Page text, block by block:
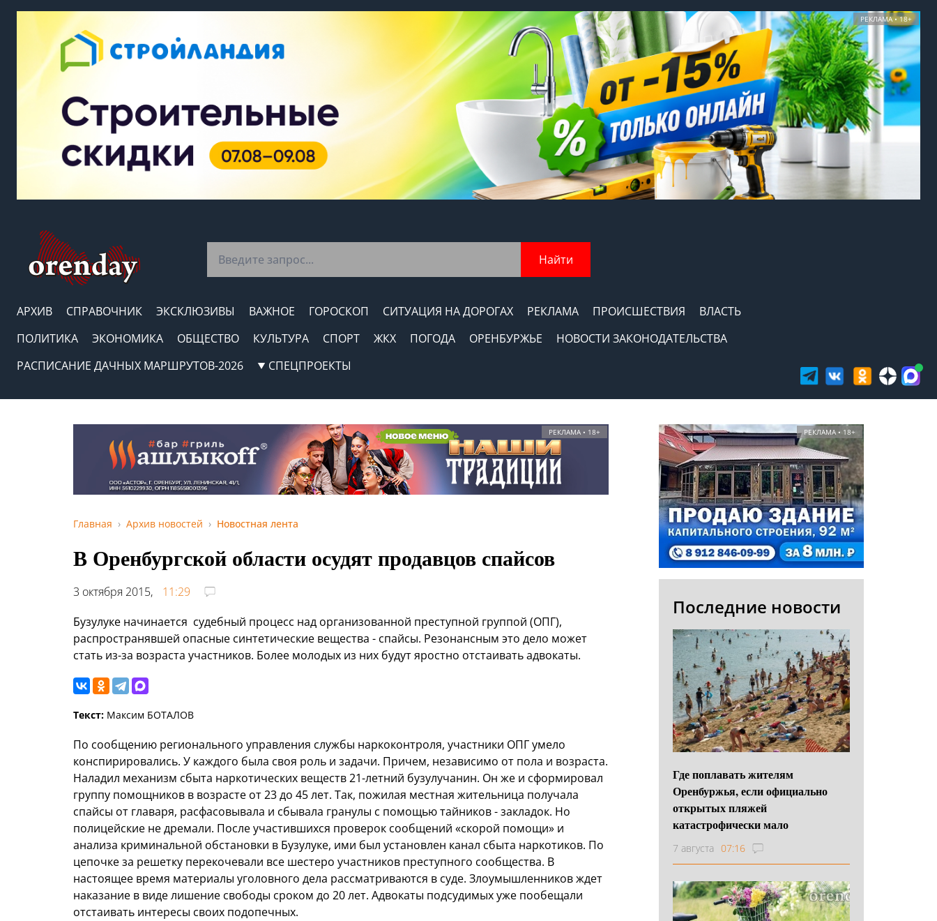
РЕКЛАМА • 18+
Найти
АРХИВ СПРАВОЧНИК ЭКСКЛЮЗИВЫ ВАЖНОЕ ГОРОСКОП СИТУАЦИЯ НА ДОРОГАХ РЕКЛАМА ПРОИСШЕСТВИЯ
ВЛАСТЬ
ПОЛИТИКА
ЭКОНОМИКА ОБЩЕСТВО КУЛЬТУРА СПОРТ ЖКХ ПОГОДА ОРЕНБУРЖЬЕ
НОВОСТИ ЗАКОНОДАТЕЛЬСТВА
РАСПИСАНИЕ ДАЧНЫХ МАРШРУТОВ-2026
СПЕЦПРОЕКТЫ
РЕКЛАМА • 18+
Главная Архив новостей Новостная лента
В Оренбургской области осудят продавцов спайсов
3 октября 2015,
11:29
Бузулуке начинается судебный процесс над организованной преступной группой (ОПГ),
распространявшей опасные синтетические вещества - спайсы. Резонансным это дело может
стать из-за возраста участников. Более молодых из них будут яростно отстаивать адвокаты.
Текст: Максим БОТАЛОВ
По сообщению регионального управления службы наркоконтроля, участники ОПГ умело
конспирировались. У каждого была своя роль и задачи. Причем, независимо от пола и возраста.
Наладил механизм сбыта наркотических веществ 21-летний бузулучанин. Он же и сформировал
группу помощников в возрасте от 23 до 45 лет. Так, пожилая местная жительница получала
спайсы от главаря, расфасовывала и сбывала гранулы с помощью тайников - закладок. Но
полицейские не дремали. После участившихся проверок сообщений «скорой помощи» и
анализа криминальной обстановки в Бузулуке, ими был установлен канал сбыта наркотиков. По
цепочке за решетку перекочевали все шестеро участников преступного сообщества. В
настоящее время материалы уголовного дела рассматриваются в суде. Злоумышленников ждет
наказание в виде лишение свободы сроком до 20 лет. Адвокаты подсудимых уже пообещали
отстаивать интересы своих подопечных.
РЕКЛАМА • 18+
Последние новости
Где поплавать жителям
Оренбуржья, если официально
открытых пляжей
катастрофически мало
7 августа 07:16